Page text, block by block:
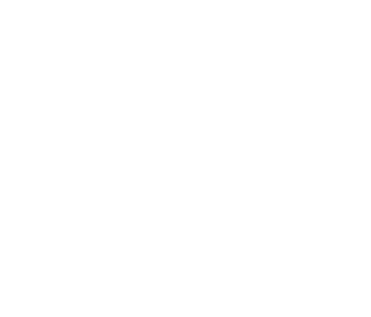
Jakubik, Rafał Prabucki - otwiera się w nowym oknie